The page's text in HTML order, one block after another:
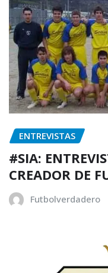
ENTREVISTAS
#SIA:
CREADOR DE
Futbolverdadero